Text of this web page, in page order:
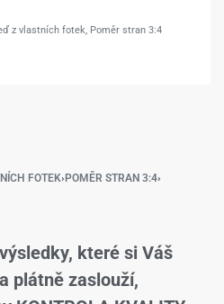
z vlastních fotek, Poměr stran 3:4
FOTEK› POMĚR STRAN 3:4›
které si Váš
plátně zaslouží,